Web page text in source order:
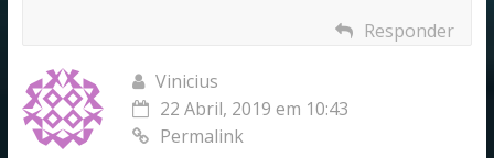
Responder
Vinicius
22 Abril, 2019 em 10:43
Permalink